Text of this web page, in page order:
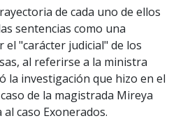
de cada uno de ellos
sentencias como una
el "carácter judicial" de los
al referirse a la ministra
la investigación que hizo en el
de la magistrada Mireya
caso Exonerados.